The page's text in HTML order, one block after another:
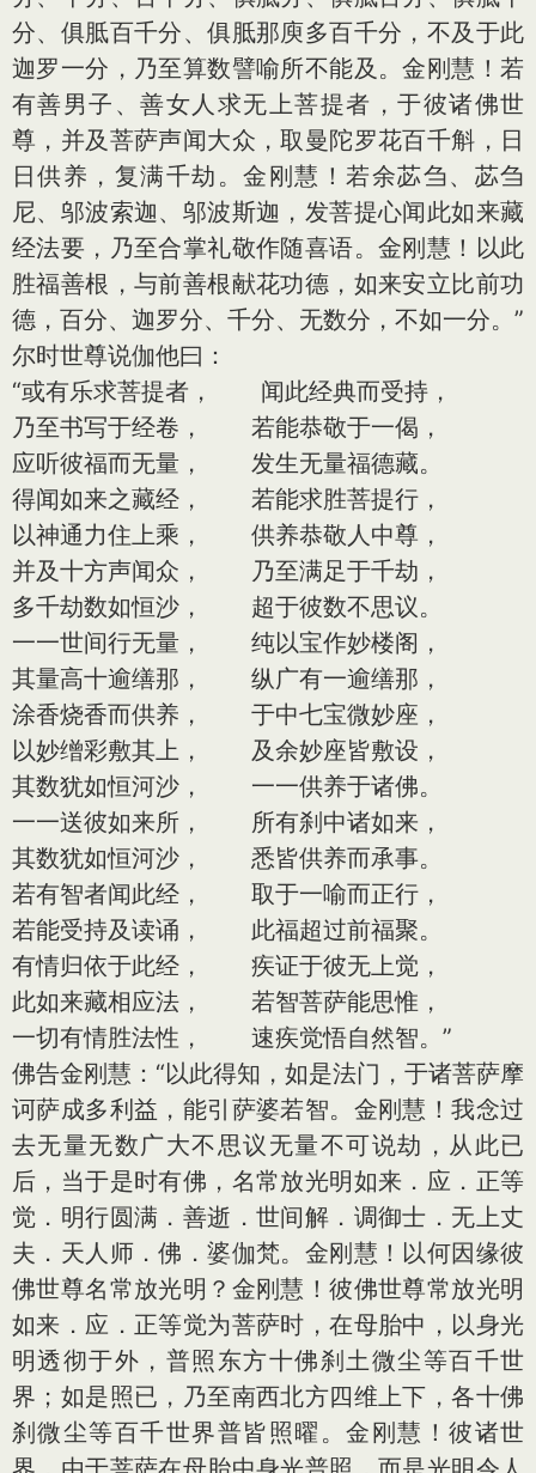
分、俱胝百千分、俱胝那庾多百千分，不及于此
迦罗一分，乃至算数譬喻所不能及。金刚慧！若
有善男子、善女人求无上菩提者，于彼诸佛世
尊，并及菩萨声闻大众，取曼陀罗花百千斛，日
日供养，复满千劫。金刚慧！若余苾刍、苾刍
尼、邬波索迦、邬波斯迦，发菩提心闻此如来藏
经法要，乃至合掌礼敬作随喜语。金刚慧！以此
胜福善根，与前善根献花功德，如来安立比前功
德，百分、迦罗分、千分、无数分，不如一分。”
尔时世尊说伽他曰：
“或有乐求菩提者， 闻此经典而受持，
乃至书写于经卷， 若能恭敬于一偈，
应听彼福而无量， 发生无量福德藏。
得闻如来之藏经， 若能求胜菩提行，
以神通力住上乘， 供养恭敬人中尊，
并及十方声闻众， 乃至满足于千劫，
多千劫数如恒沙， 超于彼数不思议。
一一世间行无量， 纯以宝作妙楼阁，
其量高十逾缮那， 纵广有一逾缮那，
涂香烧香而供养， 于中七宝微妙座，
以妙缯彩敷其上， 及余妙座皆敷设，
其数犹如恒河沙， 一一供养于诸佛。
一一送彼如来所， 所有刹中诸如来，
其数犹如恒河沙， 悉皆供养而承事。
若有智者闻此经， 取于一喻而正行，
若能受持及读诵， 此福超过前福聚。
有情归依于此经， 疾证于彼无上觉，
此如来藏相应法， 若智菩萨能思惟，
一切有情胜法性， 速疾觉悟自然智。”
佛告金刚慧：“以此得知，如是法门，于诸菩萨摩
诃萨成多利益，能引萨婆若智。金刚慧！我念过
去无量无数广大不思议无量不可说劫，从此已
后，当于是时有佛，名常放光明如来．应．正等
觉．明行圆满．善逝．世间解．调御士．无上丈
夫．天人师．佛．婆伽梵。金刚慧！以何因缘彼
佛世尊名常放光明？金刚慧！彼佛世尊常放光明
如来．应．正等觉为菩萨时，在母胎中，以身光
明透彻于外，普照东方十佛刹土微尘等百千世
界；如是照已，乃至南西北方四维上下，各十佛
刹微尘等百千世界普皆照曜。金刚慧！彼诸世